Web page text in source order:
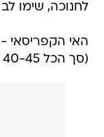
לחנוכה, שימו
האי הקפריסאי
(סך הכל 40-45 דקות שאתם באוויר.